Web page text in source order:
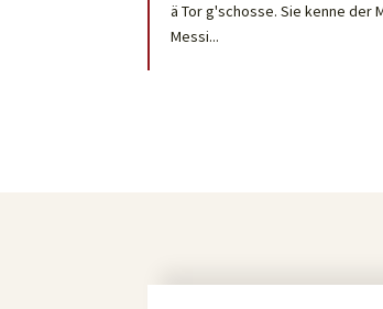
ä Tor g'schosse. Sie kenne der
Messi...